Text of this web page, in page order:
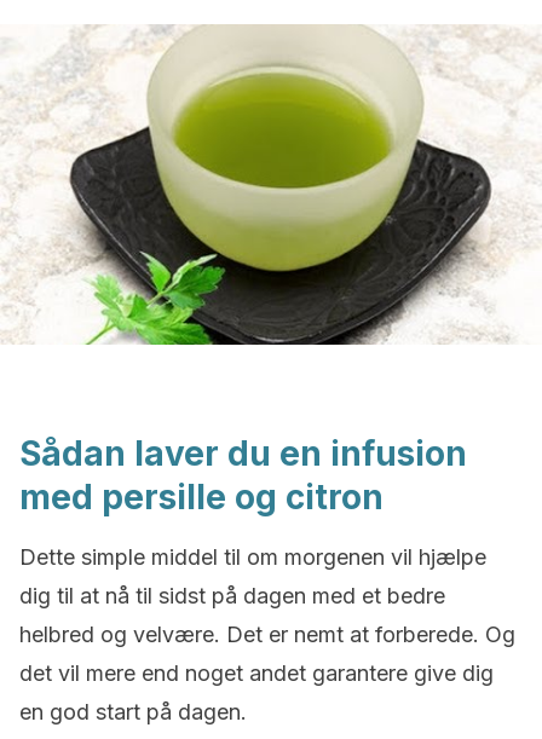
Sådan laver du en infusion
med persille og citron
Dette simple middel til om morgenen vil hjælpe
dig til at nå til sidst på dagen med et bedre
helbred og velvære. Det er nemt at forberede. Og
det vil mere end noget andet garantere give dig
en god start på dagen.